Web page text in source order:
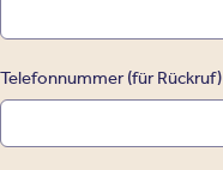
Telefonnummer (für Rückruf)